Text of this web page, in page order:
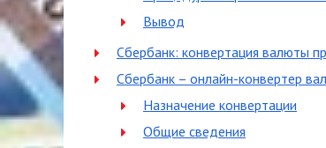
Вывод
Сбербанк: конвертация валюты
Сбербанк – онлайн-конвертер
Назначение конвертации
Общие сведения